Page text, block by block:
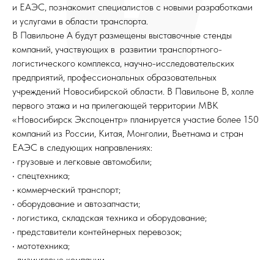
и ЕАЭС, познакомит специалистов с новыми разработками
и услугами в области транспорта.
В Павильоне А будут размещены выставочные стенды
компаний, участвующих в развитии транспортного-
логистического комплекса, научно-исследовательских
предприятий, профессиональных образовательных
учреждений Новосибирской области. В Павильоне B, холле
первого этажа и на прилегающей территории МВК
«Новосибирск Экспоцентр» планируется участие более 150
компаний из России, Китая, Монголии, Вьетнама и стран
ЕАЭС в следующих направлениях:
• грузовые и легковые автомобили;
• спецтехника;
• коммерческий транспорт;
• оборудование и автозапчасти;
• логистика, складская техника и оборудование;
• представители контейнерных перевозок;
• мототехника;